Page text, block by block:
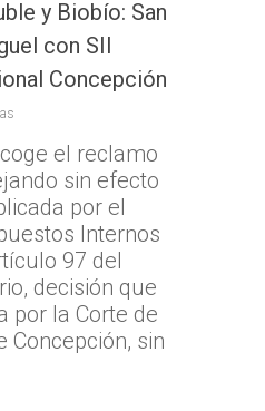
y Biobío: San
con SII
Concepción
el reclamo
sin efecto
por el
Internos
97 del
decisión que
por la Corte de
Concepción, sin